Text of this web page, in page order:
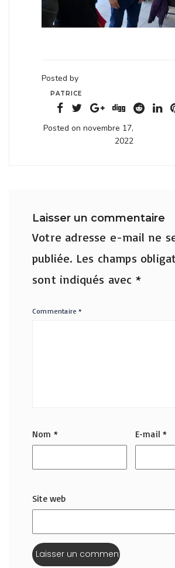
Posted by
PATRICE
Posted on novembre 17,
2022
Laisser un commentaire
Votre adresse e-mail ne
publiée. Les champs
sont indiqués avec *
Commentaire*
Nom * E-mail*
Site web